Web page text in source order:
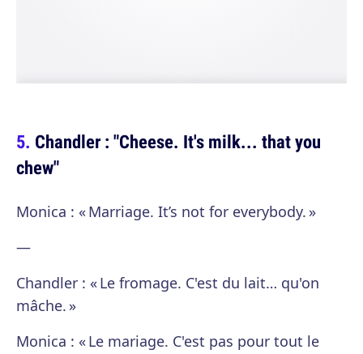
Chandler : "Cheese. It's milk... that you
chew"
Monica : « Marriage. It’s not for everybody. »
—
Chandler : « Le fromage. C'est du lait… qu'on
mâche. »
Monica : « Le mariage. C'est pas pour tout le